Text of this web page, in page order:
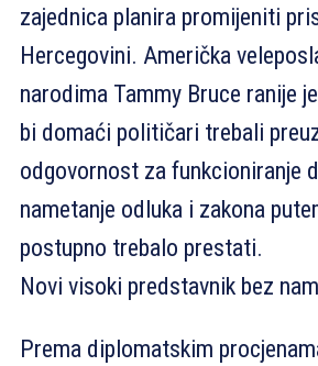
zajednica planira promijeniti
Hercegovini. Američka
narodima Tammy Bruce ranije
bi domaći političari trebali
odgovornost za funkcioniranje
nametanje odluka i zakona
postupno trebalo prestati.
Novi visoki predstavnik bez
Prema diplomatskim